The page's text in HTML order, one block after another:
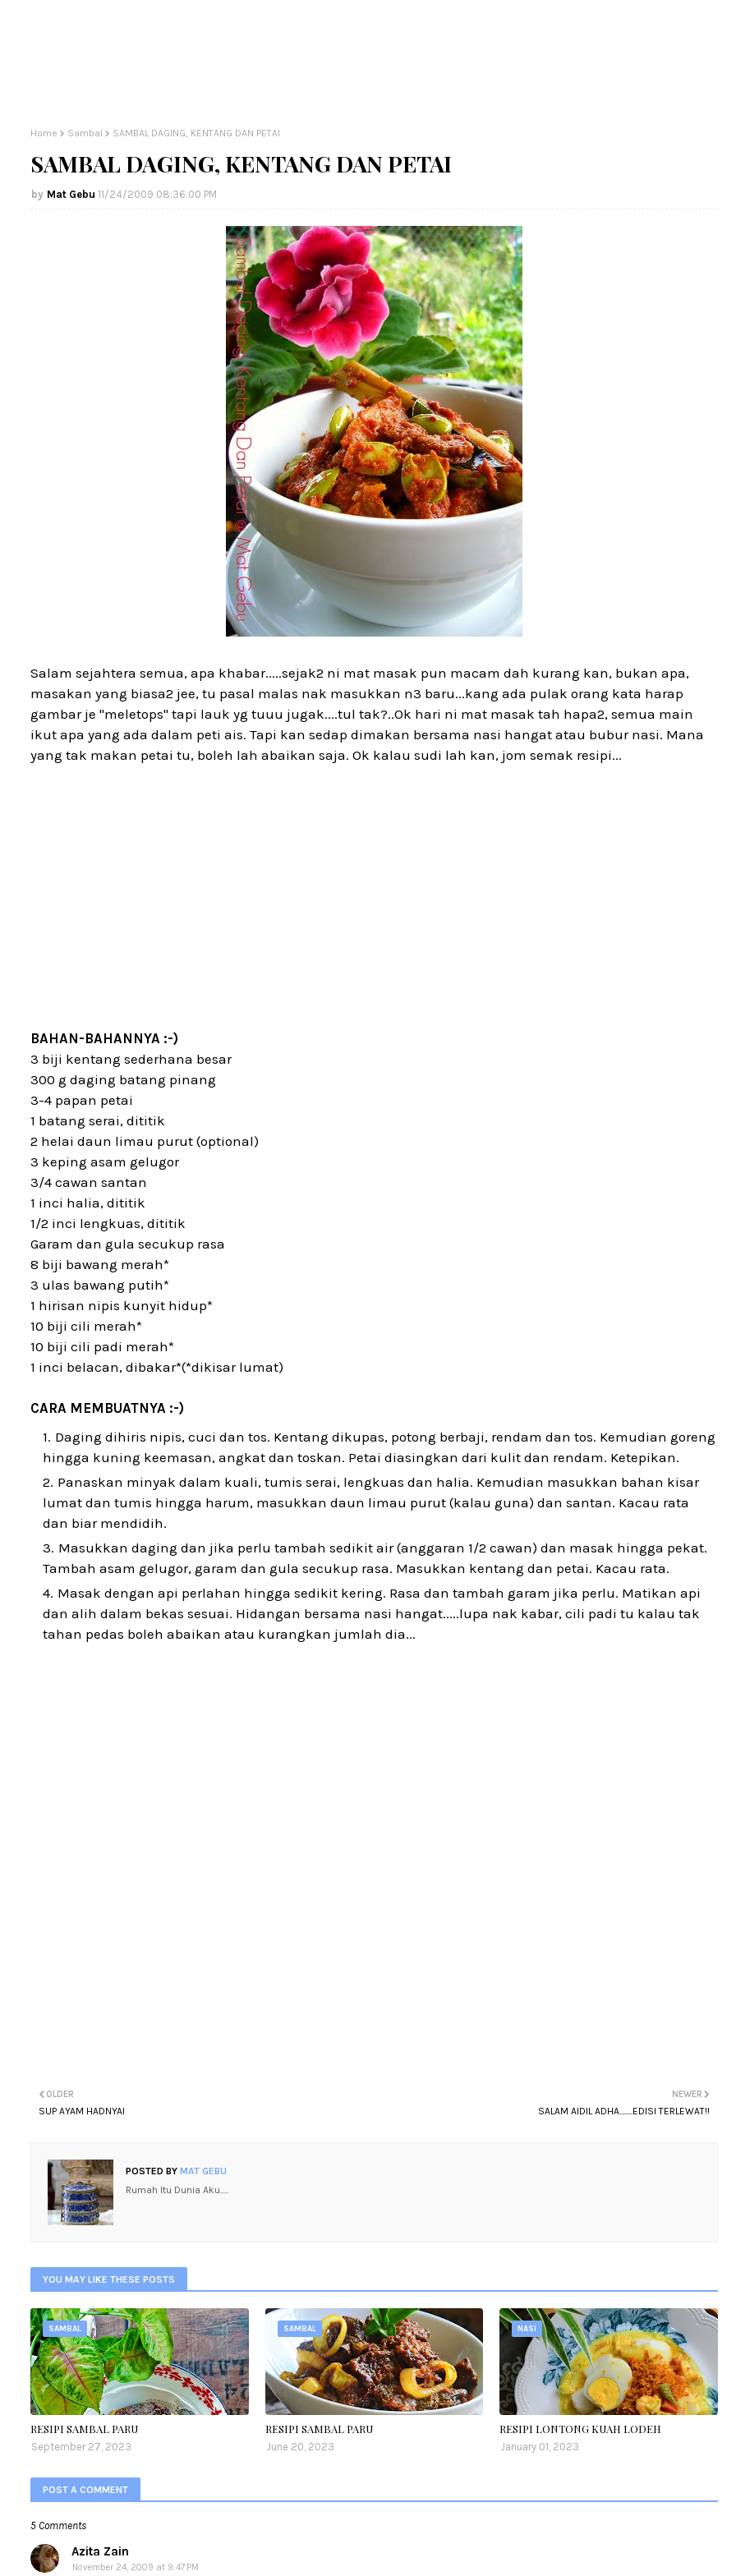
Home Sambal SAMBAL DAGING, KENTANG DAN PETAI
SAMBAL DAGING, KENTANG DAN PETAI
Mat Gebu 11/24/2009 08:36:00 PM
Salam sejahtera semua, apa khabar.....sejak2 ni mat masak pun macam dah kurang kan, bukan apa,
masakan yang biasa2 jee, tu pasal malas nak masukkan n3 baru...kang ada pulak orang kata harap
gambar je "meletops" tapi lauk yg tuuu jugak....tul tak?..Ok hari ni mat masak tah hapa2, semua main
ikut apa yang ada dalam peti ais. Tapi kan sedap dimakan bersama nasi hangat atau bubur nasi. Mana
yang tak makan petai tu, boleh lah abaikan saja. Ok kalau sudi lah kan, jom semak resipi...
BAHAN-BAHANNYA :-)
3 biji kentang sederhana besar
300 g daging batang pinang
3-4 papan petai
1 batang serai, dititik
2 helai daun limau purut (optional)
3 keping asam gelugor
3/4 cawan santan
1 inci halia, dititik
1/2 inci lengkuas, dititik
Garam dan gula secukup rasa
8 biji bawang merah*
3 ulas bawang putih*
1 hirisan nipis kunyit hidup*
10 biji cili merah*
10 biji cili padi merah*
1 inci belacan, dibakar*(*dikisar lumat)
CARA MEMBUATNYA :-)
Daging dihiris nipis, cuci dan tos. Kentang dikupas, potong berbaji, rendam dan tos. Kemudian goreng
hingga kuning keemasan, angkat dan toskan. Petai diasingkan dari kulit dan rendam. Ketepikan.
Panaskan minyak dalam kuali, tumis serai, lengkuas dan halia. Kemudian masukkan bahan kisar
lumat dan tumis hingga harum, masukkan daun limau purut (kalau guna) dan santan. Kacau rata
dan biar mendidih.
Masukkan daging dan jika perlu tambah sedikit air (anggaran 1/2 cawan) dan masak hingga pekat.
Tambah asam gelugor, garam dan gula secukup rasa. Masukkan kentang dan petai. Kacau rata.
Masak dengan api perlahan hingga sedikit kering. Rasa dan tambah garam jika perlu. Matikan api
dan alih dalam bekas sesuai. Hidangan bersama nasi hangat.....lupa nak kabar, cili padi tu kalau tak
tahan pedas boleh abaikan atau kurangkan jumlah dia...
NEWER
SALAM AIDIL ADHA........EDISI TERLEWAT!!
OLDER
SUP AYAM HADNYAI
POSTED BY MAT GEBU
Rumah Itu Dunia Aku.....
YOU MAY LIKE THESE POSTS
SAMBAL
RESIPI SAMBAL PARU
September 27, 2023
SAMBAL
RESIPI SAMBAL PARU
June 20, 2023
NASI
RESIPI LONTONG KUAH LODEH
January 01, 2023
POST A COMMENT
5 Comments
Azita Zain
November 24, 2009 at 9:47 PM